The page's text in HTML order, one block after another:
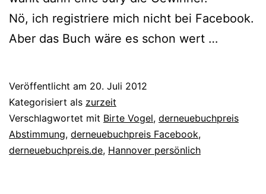
Nö, ich regis­trie­re mich nicht bei Facebook.
Aber das Buch wäre es schon wert …
Veröffentlicht am 20. Juli 2012
Kategorisiert als zurzeit
Verschlagwortet mit Birte Vogel, derneuebuchpreis
Abstimmung, derneuebuchpreis Facebook,
derneuebuchpreis.de, Hannover persönlich